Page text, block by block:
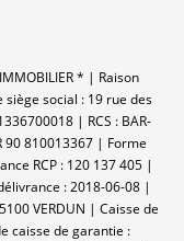
* | Raison
siège social : 19 rue des
| RCS : BAR-
90 810013367 | Forme
RCP : 120 137 405 |
: 2018-06-08 |
VERDUN | Caisse de
caisse de garantie :